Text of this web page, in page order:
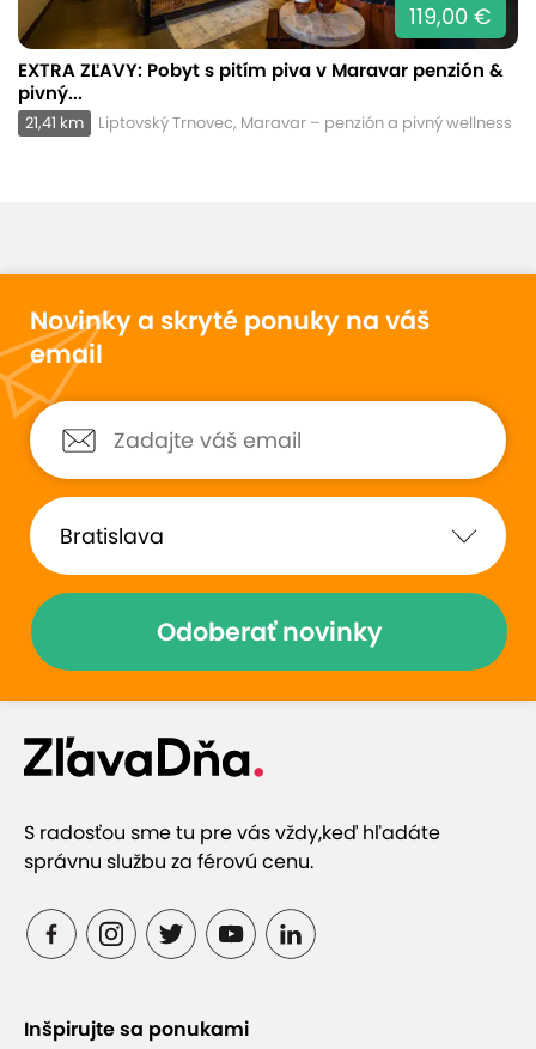
119,00 €
EXTRA ZĽAVY: Pobyt s pitím piva v Maravar penzión &
pivný...
21,41 km Liptovský Trnovec, Maravar – penzión a pivný wellness
Novinky a skryté ponuky na váš
email
Odoberať novinky
S radosťou sme tu pre vás vždy,keď hľadáte
správnu službu za férovú cenu.
Inšpirujte sa ponukami